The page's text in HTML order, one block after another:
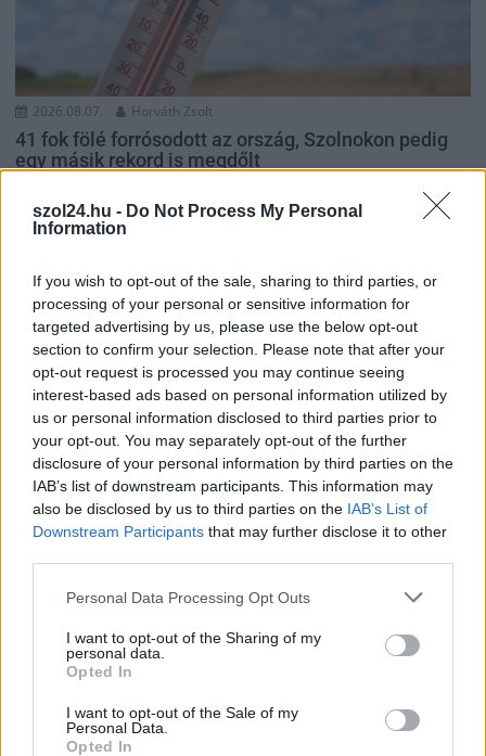
szol24.hu - Do Not Process My Personal
Information
If you wish to opt-out of the sale, sharing to third parties, or
processing of your personal or sensitive information for
targeted advertising by us, please use the below opt-out
section to confirm your selection. Please note that after your
opt-out request is processed you may continue seeing
interest-based ads based on personal information utilized by
us or personal information disclosed to third parties prior to
your opt-out. You may separately opt-out of the further
disclosure of your personal information by third parties on the
IAB’s list of downstream participants. This information may
also be disclosed by us to third parties on the IAB’s List of
Downstream Participants that may further disclose it to other
Please note that this website/app uses one or more Google
not limited to your visit or usage behaviour. You may click to
grant or deny consent to Google and its third-party tags to
use your data for below specified purposes in below Google
consent section.
Personal Data Processing Opt Outs
I want to opt-out of the Sharing of my
personal data.
Opted In
I want to opt-out of the Sale of my
Personal Data.
Opted In
2026.08.07. Horváth Zsolt
41 fok fölé forrósodott az ország, Szolnokon pedig
egy másik rekord is megdőlt
állomások csütörtökön: több településen is olyan értékek
Csendélet 5.0: alig balesetveszélyes lépcső és
remek állapotban levő buszmegálló mutatja, hogy
Szolnok mennyire élhető város
Ha csak ezeket a képeket látnánk, azt gondolnánk, hogy az
egyik leglepusztultabb balkáni vidéken járunk, de...